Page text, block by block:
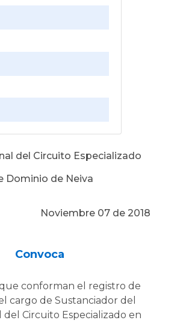
del Circuito Especializado
Dominio de Neiva
Noviembre 07 de 2018
Convoca
conforman el registro de
cargo de Sustanciador del
Circuito Especializado en